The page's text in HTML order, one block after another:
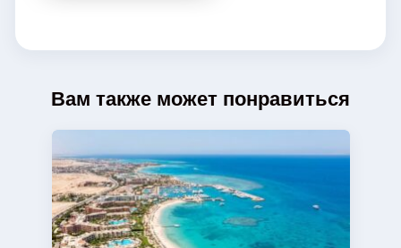
Вам также может понравиться